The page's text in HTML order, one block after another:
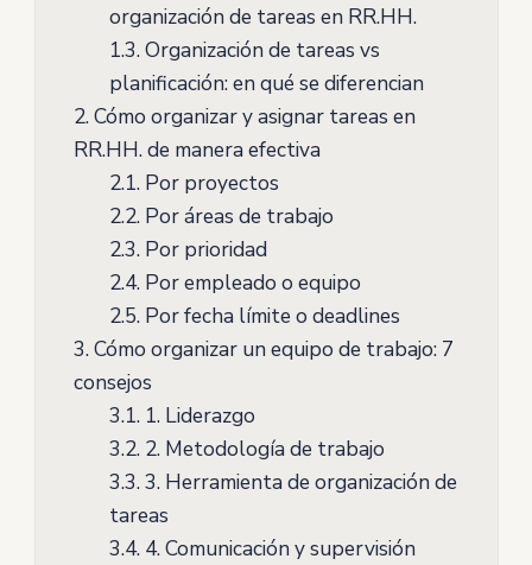
organización de tareas en RR.HH.
1.3.Organización de tareas vs
planificación: en qué se diferencian
2.Cómo organizar y asignar tareas en
RR.HH. de manera efectiva
2.1.Por proyectos
2.2.Por áreas de trabajo
2.3.Por prioridad
2.4.Por empleado o equipo
2.5.Por fecha límite o deadlines
3.Cómo organizar un equipo de trabajo: 7
consejos
3.1.1. Liderazgo
3.2.2. Metodología de trabajo
3.3.3. Herramienta de organización de
tareas
3.4.4. Comunicación y supervisión